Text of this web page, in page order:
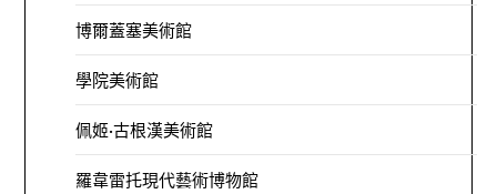
博爾蓋塞美術館
學院美術館
佩姬·古根漢美術館
羅韋雷托現代藝術博物館